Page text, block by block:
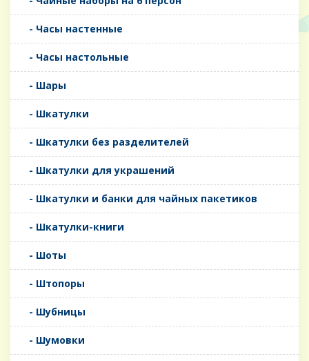
- Часы настенные
- Часы настольные
- Шары
- Шкатулки
- Шкатулки без разделителей
- Шкатулки для украшений
- Шкатулки и банки для чайных пакетиков
- Шкатулки-книги
- Шоты
- Штопоры
- Шубницы
- Шумовки